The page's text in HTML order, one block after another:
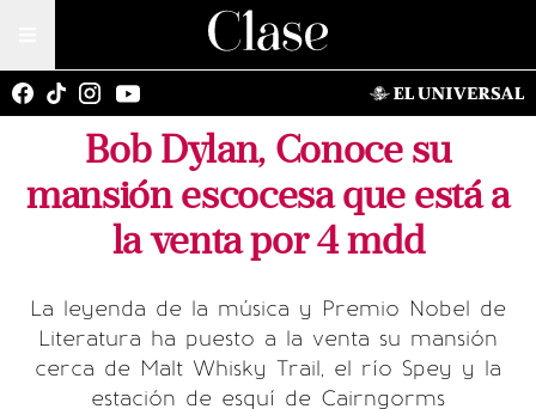
Bob Dylan, Conoce su
mansión escocesa que está a
la venta por 4 mdd
La leyenda de la música y Premio Nobel de
Literatura ha puesto a la venta su mansión
cerca de Malt Whisky Trail, el río Spey y la
estación de esquí de Cairngorms